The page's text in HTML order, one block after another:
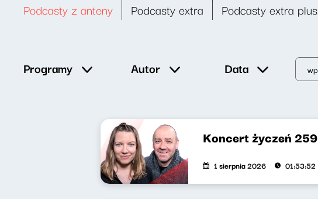
Podcasty z anteny Podcasty extra Podcasty extra plus
Programy Autor Data
Koncert życzeń 259
1 sierpnia 2026 01:53:52